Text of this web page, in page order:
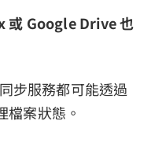
或 Google Drive 也
步服務都可能透過
案狀態。